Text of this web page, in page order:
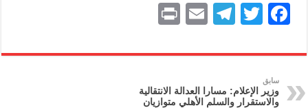
F
c
e
b
T
itt
T
e
gr
a
E
ai
l
nt
سابق
وزير الإعلام: مسارا العدالة الانتقالية
والاستقرار والسلم الأهلي متوازيان